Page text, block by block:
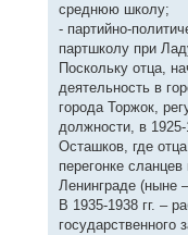
среднюю школу;
- партийно-
партшколу при
Поскольку отца,
деятельность в
города Торжок,
должности, в 1925-
Осташков, где
перегонке
Ленинграде (ныне
В 1935-1938 гг. –
государственного